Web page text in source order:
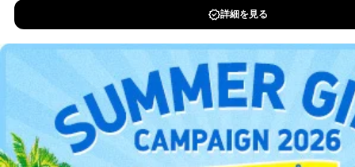
た者が法令の定める事務を遂行することに対して協力
する必要がある場合であって、本人の同意を得ること
上記２．の利用目的を実施するために守秘義務を結ん
だ企業に、業務の一部として個人情報の取扱いを委
託・提供する場合、その業務に必要な範囲で委託・提
供先企業に個人情報を開示することがあります。
委託・提供先企業は具体的には以下のような企業です
が、これらに限りません。
委託先：カスタマーサポート支援会社 、クレジッ
DOWNLOAD FOR IOS
DOWNLOAD FOR ANDROID
ご利用方法はこちら